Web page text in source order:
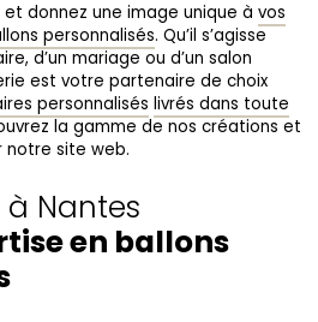
donnez une image unique à vos
personnalisés. Qu’il s’agisse
d’un mariage ou d’un salon
est votre partenaire de choix
personnalisés livrés dans toute
la gamme de nos créations et
notre site web.
à Nantes
en ballons